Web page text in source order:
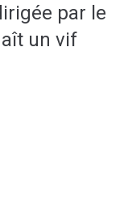
par le
un vif